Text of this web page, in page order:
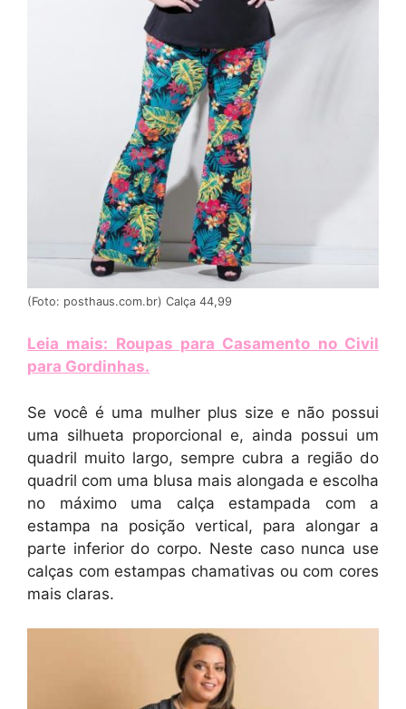
(Foto: posthaus.com.br) Calça 44,99
Leia mais: Roupas para Casamento no Civil
para Gordinhas.
Se você é uma mulher plus size e não possui
uma silhueta proporcional e, ainda possui um
quadril muito largo, sempre cubra a região do
quadril com uma blusa mais alongada e escolha
no máximo uma calça estampada com a
estampa na posição vertical, para alongar a
parte inferior do corpo. Neste caso nunca use
calças com estampas chamativas ou com cores
mais claras.